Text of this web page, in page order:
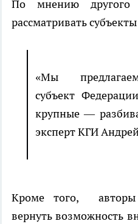
По мнению другого
рассматривать
«Мы
субъект
крупные —
эксперт КГИ
Кроме того, авторы
вернуть возможность